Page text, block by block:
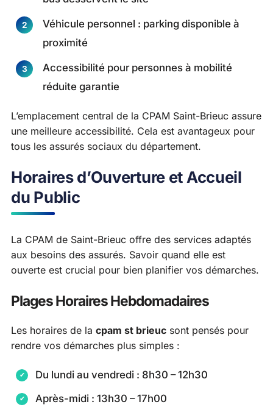
Véhicule personnel : parking disponible à
proximité
Accessibilité pour personnes à mobilité
réduite garantie
L’emplacement central de la CPAM Saint-Brieuc assure
une meilleure accessibilité. Cela est avantageux pour
tous les assurés sociaux du département.
Horaires d’Ouverture et Accueil
du Public
La CPAM de Saint-Brieuc offre des services adaptés
aux besoins des assurés. Savoir quand elle est
ouverte est crucial pour bien planifier vos démarches.
Plages Horaires Hebdomadaires
Les horaires de la cpam st brieuc sont pensés pour
rendre vos démarches plus simples :
Du lundi au vendredi : 8h30 – 12h30
Après-midi : 13h30 – 17h00